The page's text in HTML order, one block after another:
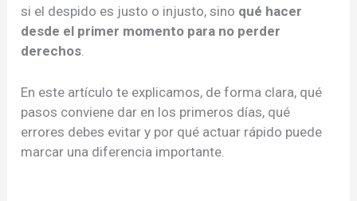
si el despido es justo o injusto, sino qué hacer
desde el primer momento para no perder
derechos
En este artículo te explicamos, de forma clara, qué
pasos conviene dar en los primeros días, qué
errores debes evitar y por qué actuar rápido puede
marcar una diferencia importante.